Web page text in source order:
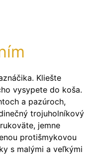
Kliešte
vysypete do koša.
a pazúroch,
trojuholníkový
jemne
protišmykovou
s malými a veľkými